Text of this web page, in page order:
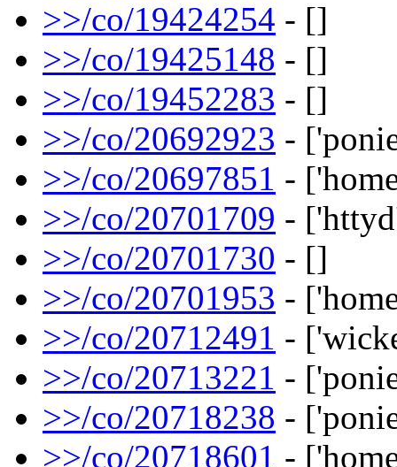
>>/co/19424254 - []
>>/co/19425148 - []
>>/co/19452283 - []
>>/co/20692923 -
>>/co/20697851 -
>>/co/20701709 -
>>/co/20701730 - []
>>/co/20701953 -
>>/co/20712491 -
>>/co/20713221 -
>>/co/20718238 -
>>/co/20718601 -